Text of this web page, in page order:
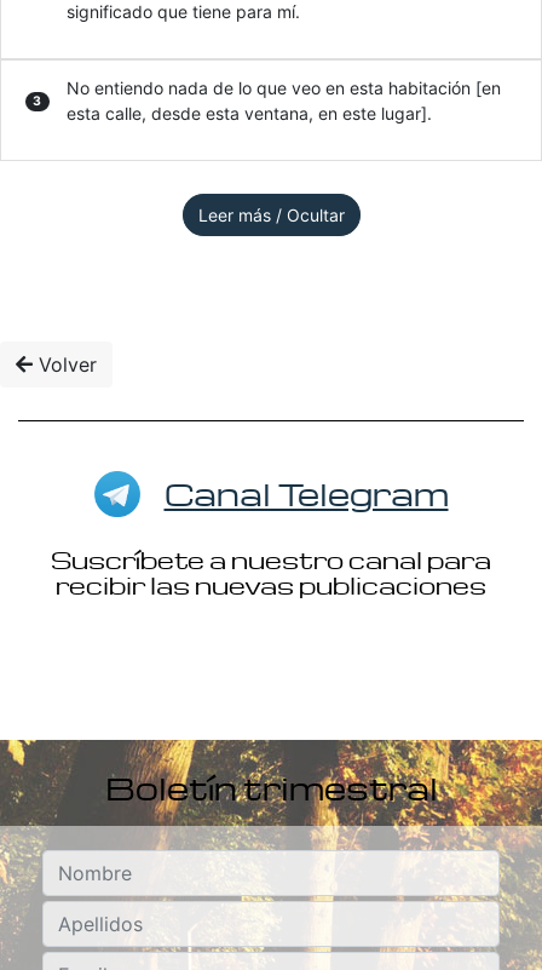
significado que tiene para mí.
3
No entiendo nada de lo que veo en esta habitación [en
esta calle, desde esta ventana, en este lugar].
Leer más / Ocultar
Volver
Canal Telegram
Suscríbete a nuestro canal para
recibir las nuevas publicaciones
Boletín trimestral